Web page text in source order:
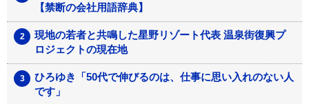
【禁断の会社用語辞典】
現地の若者と共鳴した星野リゾート代表 温泉街復興プ
ロジェクトの現在地
ひろゆき「50代で伸びるのは、仕事に思い入れのない人
です」